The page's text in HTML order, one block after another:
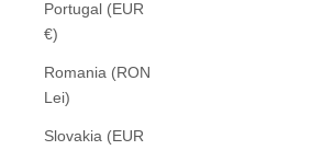
Portugal (EUR
€)
Romania (RON
Lei)
Slovakia (EUR